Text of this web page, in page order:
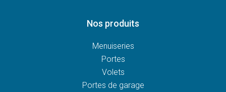
Nos produits
Menuiseries
Portes
Volets
Portes de garage